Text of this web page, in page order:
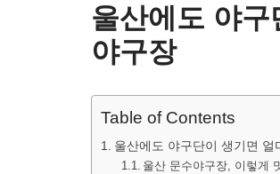
울산에도 야
야구장
Table of Contents
울산에도 야구단이 생기면
울산 문수야구장, 이렇게